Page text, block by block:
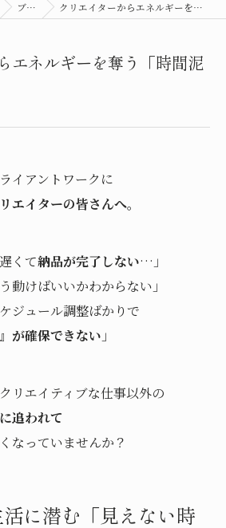
ブログ クリエイターからエネルギーを奪う「時間泥棒」の正体
エネルギーを奪う「時間泥
イアントワークに
エイターの皆さんへ。
くて納品が完了しない…」
動けばいいかわからない」
ジュール調整ばかりで
が確保できない 」
リエイティブな仕事以外の
追われて
なっていませんか？
に潜む「見えない時